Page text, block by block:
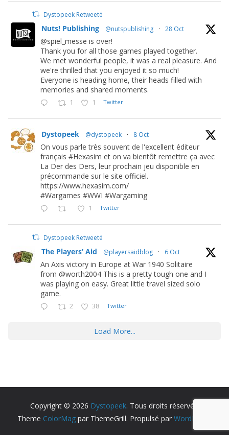
Dystopeek Retweeté
Nuts! Publishing @nutspublishing · 28 Oct
@spiel_messe is over!
Thank you for all those games played together.
We met wonderful people, it was a real pleasure. And
we're thrilled that you enjoyed it so much!
Everyone is heading home, their heads filled with
memories and shared moments.
1 1 Twitter
Dystopeek @dystopeek · 8 Oct
On vous parle très souvent de l'excellent éditeur
français #Hexasim et on va bientôt remettre ça avec
La Der des Ders, leur prochain jeu disponible en
précommande sur le site officiel.
https://www.hexasim.com/
#Wargames #WWI #Wargaming
1 Twitter
Dystopeek Retweeté
The Players’ Aid @playersaidblog · 6 Oct
An Axis victory in Europe at War 1940 Solitaire
from @worth2004 This is a pretty tough one and I
was playing on easy. Great little travel sized solo
game.
2 38 Twitter
Load More...
Copyright © 2026 Dystopeek. Tous droits réservés.
Theme ColorMag par ThemeGrill. Propulsé par WordPress